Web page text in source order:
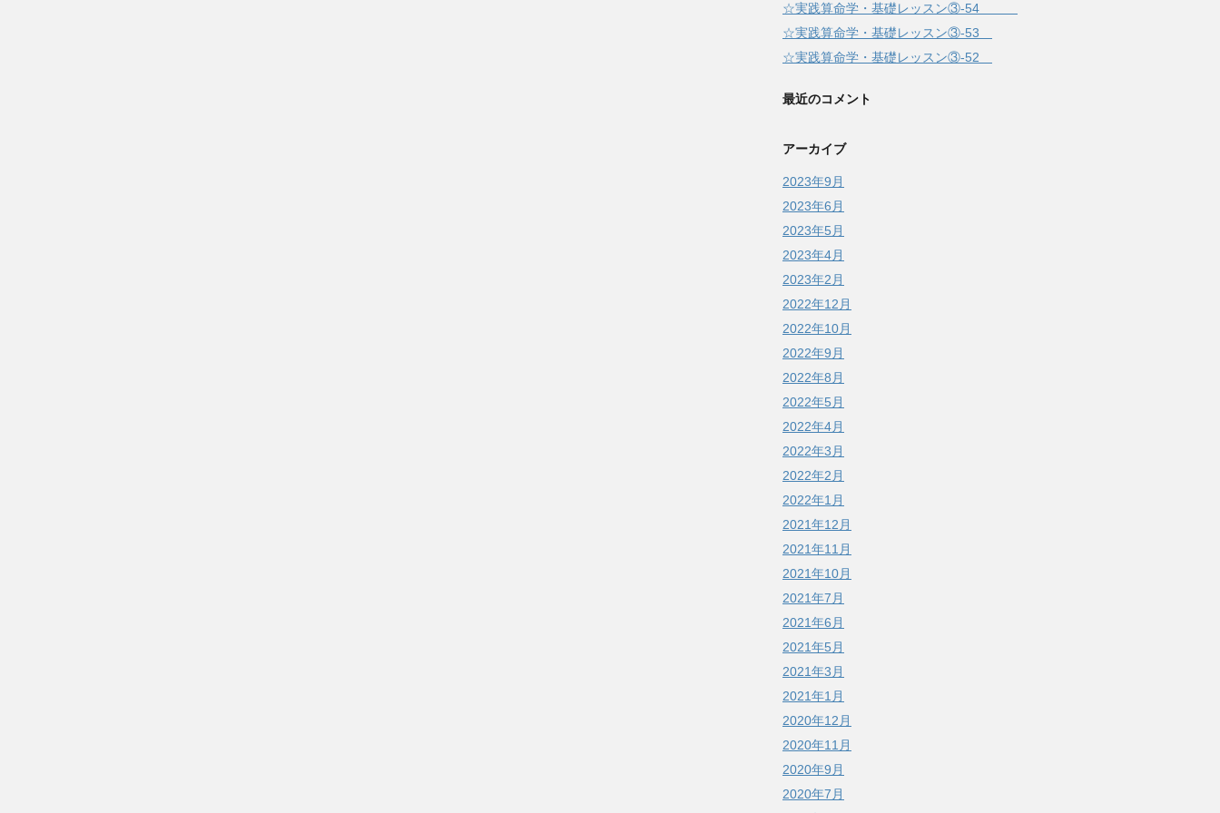
☆実践算命学・基礎レッスン③-54
☆実践算命学・基礎レッスン③-53
☆実践算命学・基礎レッスン③-52
最近のコメント
アーカイブ
2023年9月
2023年6月
2023年5月
2023年4月
2023年2月
2022年12月
2022年10月
2022年9月
2022年8月
2022年5月
2022年4月
2022年3月
2022年2月
2022年1月
2021年12月
2021年11月
2021年10月
2021年7月
2021年6月
2021年5月
2021年3月
2021年1月
2020年12月
2020年11月
2020年9月
2020年7月